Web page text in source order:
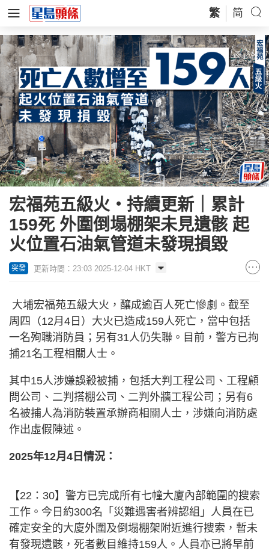
繁 简
宏福苑五級火‧持續更新｜累計
159死 外圍倒塌棚架未見遺骸 起
火位置石油氣管道未發現損毀
突發 更新時間：23:03 2025-12-04 HKT
大埔宏福苑五級大火，釀成逾百人死亡慘劇。截至
周四（12月4日）大火已造成159人死亡，當中包括
一名殉職消防員；另有31人仍失聯。目前，警方已拘
捕21名工程相關人士。
其中15人涉嫌誤殺被捕，包括大判工程公司、工程顧
問公司、二判搭棚公司、二判外牆工程公司；另有6
名被捕人為消防裝置承辦商相關人士，涉嫌向消防處
作出虛假陳述。
2025年12月4日情況：
【22：30】警方已完成所有七幢大廈內部範圍的搜索
工作。今日約300名「災難遇害者辨認組」人員在已
確定安全的大廈外圍及倒塌棚架附近進行搜索，暫未
有發現遺骸，死者數目維持159人。人員亦已將早前